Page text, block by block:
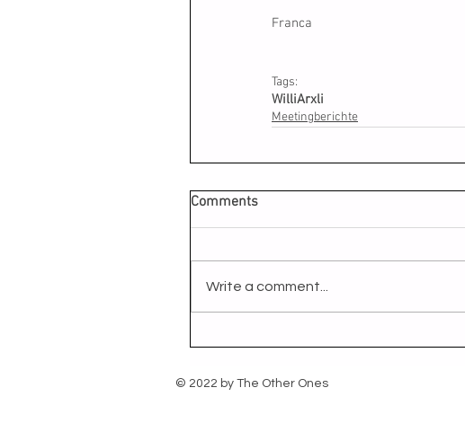
Franca
Tags:
WilliArxli
Meetingberichte
Comments
Write a comment...
© 2022 by The Other Ones